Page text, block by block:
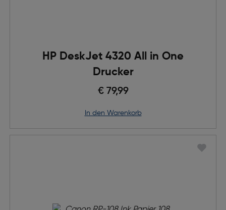
HP DeskJet 4320 All in One
Drucker
€ 79,99
in den Warenkorb